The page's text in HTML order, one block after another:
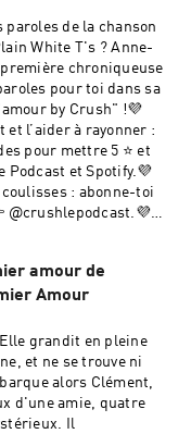
de la chanson
White T's ? Anne-
chroniqueuse
pour toi dans sa
by Crush" !💜
et l’aider à rayonner :
pour mettre 5 ⭐️ et
Podcast et Spotify.💜
: abonne-toi
@crushlepodcast.💜
? : chaque édition
sur nos vies
témoigner et
moi sur
Hébergé par
privacy-policy pour
amour de
Amour
Elle grandit en pleine
et ne se trouve ni
alors Clément,
d'une amie, quatre
Il